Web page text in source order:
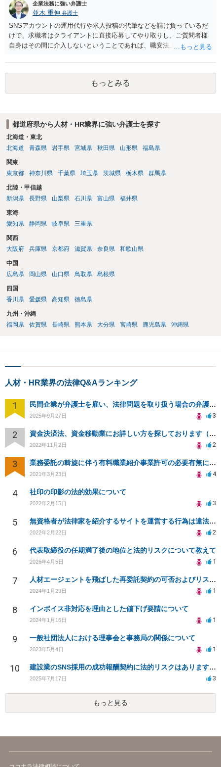
企業法務に強い弁護士
並木 重伸 弁護士
SNSアカウントの運用代行や求人投稿の代筆などを請け負っているだ
けで、求職者はクライアントに直接応募してやり取りし、ご質問者様
自身はその間に介入しないということであれば、職安法上の「募集情
られます。 求職者の情報を収集する場合は「特定募集情報等提供事
業」に該当して届出が必要になりますが、ご質問内容を見る限りそれ
にも該当しないと思われます。もっとみる
都道府県から人材・HR業界に強い弁護士を探す
北海道・東北
北海道
青森県 岩手県 宮城県 秋田県 山形県 福島県
関東
東京都
神奈川県 千葉県 埼玉県 茨城県 栃木県 群馬県
北陸・甲信越
新潟県
長野県 山梨県 石川県 富山県 福井県
東海
愛知県
静岡県 岐阜県 三重県
関西
大阪府
兵庫県 京都府 滋賀県 奈良県 和歌山県
中国
広島県
岡山県 山口県 鳥取県 島根県
四国
香川県
愛媛県 高知県 徳島県
九州・沖縄
福岡県
佐賀県 長崎県 熊本県 大分県 宮崎県 鹿児島県 沖縄県
人材・HR業界の法律Q&Aランキング
1 民間企業が弁護士を雇い、法律問題を取り扱う場合の弁護士法との関係について
2025年9月27日 3
2 資金決済法、資金移動業にお詳しい方を探しております（投げ銭システム開発中です）
2022年11月2日 2
3 業務委託の斡旋に伴う有料職業紹介事業許可の必要有無について
2021年3月23日 4
4 社印の印影の法的効果について
2022年2月15日 3
5 無資格者が法律家を紹介するサイトを運営する行為は違法でしょうか？
2022年2月22日 2
6 代表取締役の任期満了後の地位と法的リスクについて教えて
2026年4月5日 1
7 人材エージェントを飛ばした再委託契約の可否およびリスクについて
2024年1月29日 1
8 インボイス非対応を理由とした値下げ要請について
2024年1月16日 1
9 一般社団法人における理事会と事務局の関係について
2023年5月4日 1
10 建設業のSNS採用の成功報酬契約に法的リスクはありますか？
2025年7月17日 3
もっと見る